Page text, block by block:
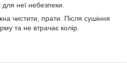
неї небезпеки.
чистити, прати. Після сушіння
та не втрачає колір.